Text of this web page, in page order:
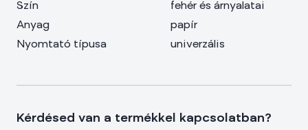
Szín
fehér és árnyalatai
Anyag
papír
Nyomtató típusa
univerzális
Kérdésed van a termékkel kapcsolatban?